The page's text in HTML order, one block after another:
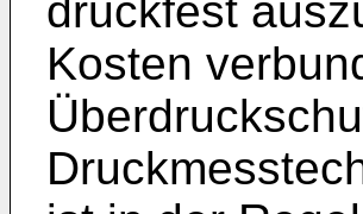
druckfest
Kosten